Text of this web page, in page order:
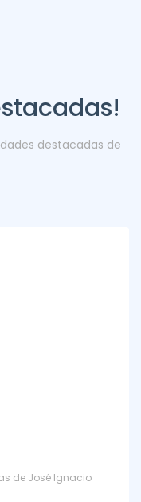
destacadas de
de José Ignacio